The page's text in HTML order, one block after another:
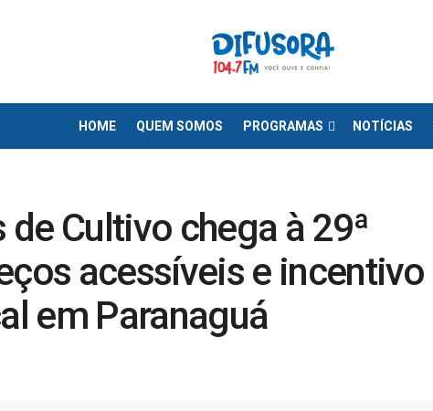
HOME QUEM SOMOS PROGRAMAS NOTÍCIAS
de Cultivo chega à 29ª
acessíveis e incentivo
em Paranaguá